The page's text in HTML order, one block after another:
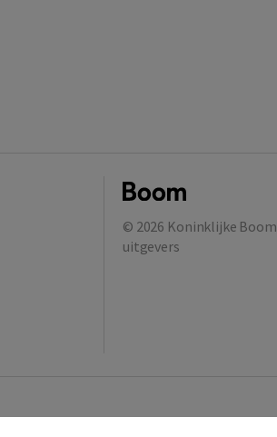
© 2026 Koninklijke Boom
uitgevers